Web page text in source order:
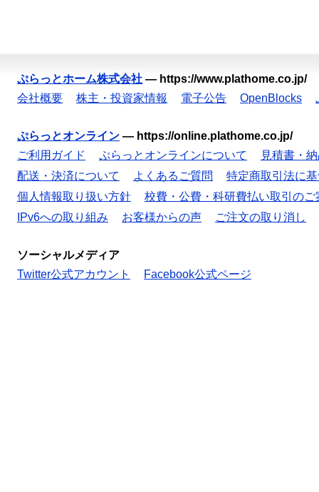
ぷらっとホーム株式会社 — https://www.plathome.co.jp/
会社概要
株主・投資家情報 電子公告 OpenBlocks
ぷらっとオンライン — https://online.plathome.co.jp/
ご利用ガイド
ぷらっとオンラインについて
見積書・
配送・決済について
よくあるご質問
特定商取引法に
個人情報取り扱い方針
校費・公費・科研費払い取引のご
IPv6への取り組み
お客様からの声 ご注文の取り消し
ソーシャルメディア
Twitter公式アカウント
Facebook公式ページ